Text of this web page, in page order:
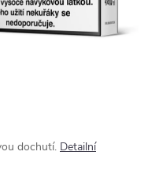
dochutí. Detailní